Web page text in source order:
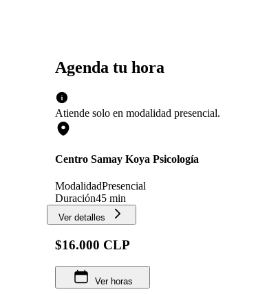
Agenda tu hora
Atiende solo en modalidad presencial.
Centro Samay Koya Psicología
ModalidadPresencial
Duración45 min
Ver detalles
$16.000 CLP
Ver horas